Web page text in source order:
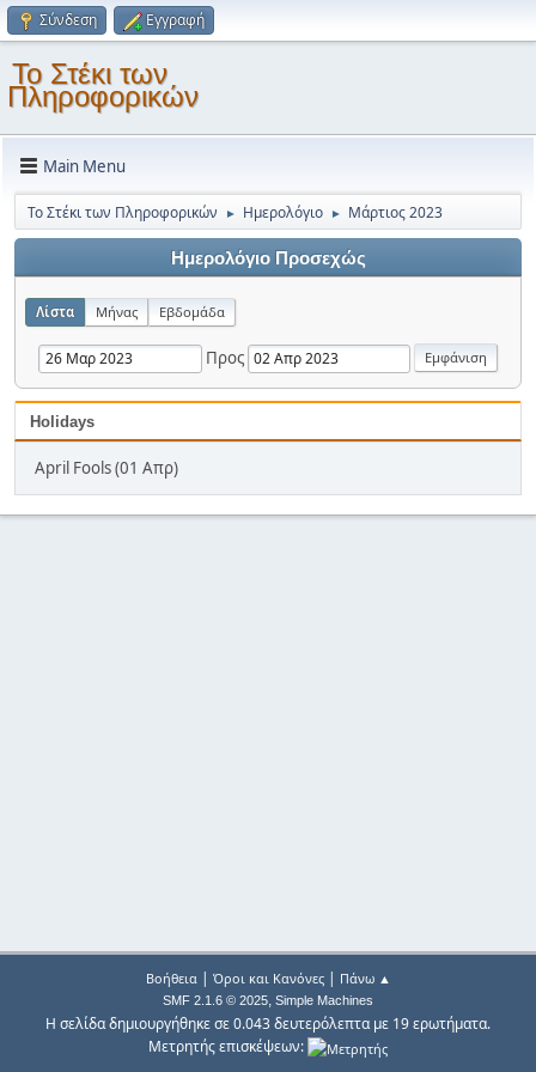
Σύνδεση Εγγραφή
Το Στέκι των
Πληροφορικών
Main Menu
Το Στέκι των Πληροφορικών ► Ημερολόγιο ► Μάρτιος 2023
Ημερολόγιο Προσεχώς
Λίστα Μήνας Εβδομάδα
Προς
Holidays
April Fools (01 Απρ)
Βοήθεια| Όροι και Κανόνες| Πάνω ▲
SMF 2.1.6 © 2025, Simple Machines
Η σελίδα δημιουργήθηκε σε 0.043 δευτερόλεπτα με 19 ερωτήματα.
Μετρητής επισκέψεων: